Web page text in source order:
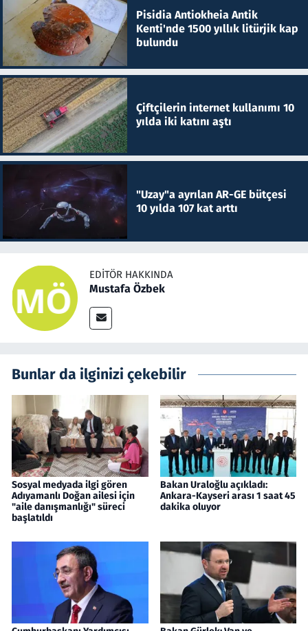
Pisidia Antiokheia Antik
Kenti'nde 1500 yıllık litürjik kap
bulundu
Çiftçilerin internet kullanımı 10
yılda iki katını aştı
"Uzay"a ayrılan AR-GE bütçesi
10 yılda 107 kat arttı
EDITÖR HAKKINDA
Mustafa Özbek
Bunlar da ilginizi çekebilir
Sosyal medyada ilgi gören
Adıyamanlı Doğan ailesi için
"aile danışmanlığı" süreci
başlatıldı
Bakan Uraloğlu açıkladı:
Ankara-Kayseri arası 1 saat 45
dakika oluyor